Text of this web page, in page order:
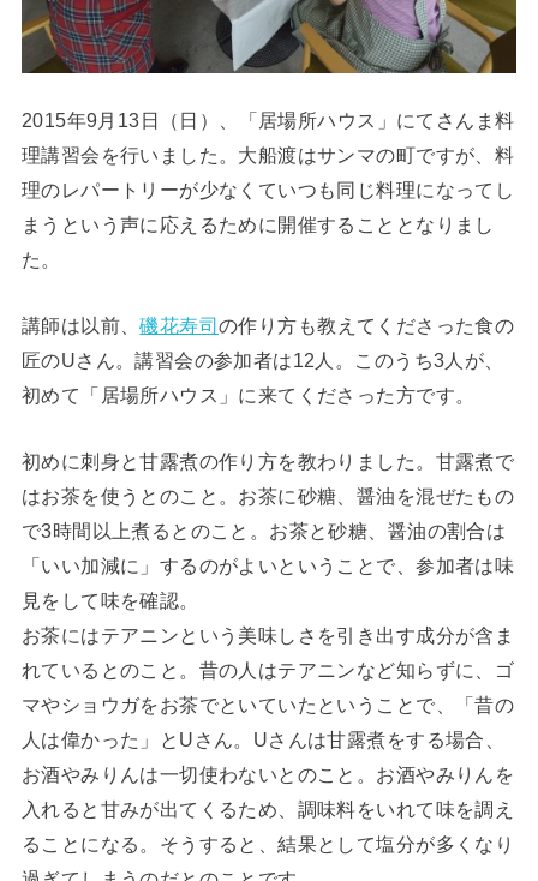
2015年9月13日（日）、「居場所ハウス」にてさんま料
理講習会を行いました。大船渡はサンマの町ですが、料
理のレパートリーが少なくていつも同じ料理になってし
まうという声に応えるために開催することとなりまし
た。
講師は以前、磯花寿司の作り方も教えてくださった食の
匠のUさん。講習会の参加者は12人。このうち3人が、
初めて「居場所ハウス」に来てくださった方です。
初めに刺身と甘露煮の作り方を教わりました。甘露煮で
はお茶を使うとのこと。お茶に砂糖、醤油を混ぜたもの
で3時間以上煮るとのこと。お茶と砂糖、醤油の割合は
「いい加減に」するのがよいということで、参加者は味
見をして味を確認。
お茶にはテアニンという美味しさを引き出す成分が含ま
れているとのこと。昔の人はテアニンなど知らずに、ゴ
マやショウガをお茶でといていたということで、「昔の
人は偉かった」とUさん。Uさんは甘露煮をする場合、
お酒やみりんは一切使わないとのこと。お酒やみりんを
入れると甘みが出てくるため、調味料をいれて味を調え
ることになる。そうすると、結果として塩分が多くなり